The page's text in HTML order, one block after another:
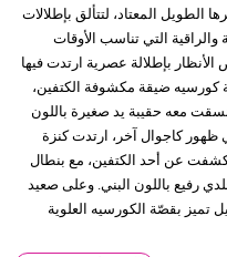
المعتاد، لتتألق بإطلالات
التي تناسب الأوقات
بإطلالة عصرية ارتدت فيها
كورسيه ضيقة مكشوفة الكتفين،
معه حقيبة يد صغيرة باللون
ظهور كاجوال آخر، ارتدت كنزة
كشفت عن أحد الكتفين، مع بنطال
رفيع باللون البني. وعلى صعيد
تميز بقصّة الكورسيه العلوية